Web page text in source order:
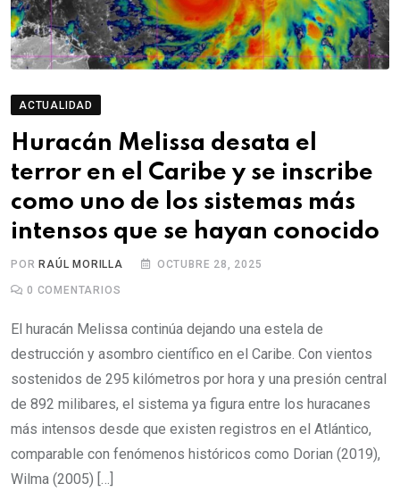
ACTUALIDAD
Huracán Melissa desata el
terror en el Caribe y se inscribe
como uno de los sistemas más
intensos que se hayan conocido
POR RAÚL MORILLA OCTUBRE 28, 2025
0 COMENTARIOS
El huracán Melissa continúa dejando una estela de
destrucción y asombro científico en el Caribe. Con vientos
sostenidos de 295 kilómetros por hora y una presión central
de 892 milibares, el sistema ya figura entre los huracanes
más intensos desde que existen registros en el Atlántico,
comparable con fenómenos históricos como Dorian (2019),
Wilma (2005) […]